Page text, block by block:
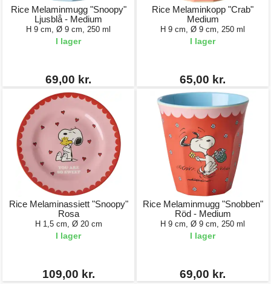
Rice Melaminmugg "Snoopy"
Ljusblå - Medium
H 9 cm, Ø 9 cm, 250 ml
I lager
69,00 kr.
Rice Melaminkopp "Crab"
Medium
H 9 cm, Ø 9 cm, 250 ml
I lager
65,00 kr.
Rice Melaminassiett "Snoopy"
Rosa
H 1,5 cm, Ø 20 cm
I lager
109,00 kr.
Rice Melaminmugg "Snobben"
Röd - Medium
H 9 cm, Ø 9 cm, 250 ml
I lager
69,00 kr.